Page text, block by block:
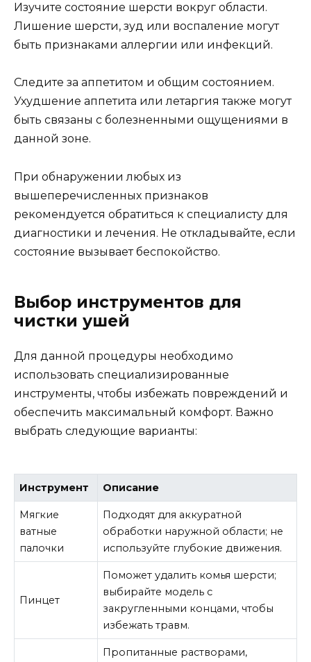
Изучите состояние шерсти вокруг области.
Лишение шерсти, зуд или воспаление могут
быть признаками аллергии или инфекций.
Следите за аппетитом и общим состоянием.
Ухудшение аппетита или летаргия также могут
быть связаны с болезненными ощущениями в
данной зоне.
При обнаружении любых из
вышеперечисленных признаков
рекомендуется обратиться к специалисту для
диагностики и лечения. Не откладывайте, если
состояние вызывает беспокойство.
Выбор инструментов для
чистки ушей
Для данной процедуры необходимо
использовать специализированные
инструменты, чтобы избежать повреждений и
обеспечить максимальный комфорт. Важно
выбрать следующие варианты:
Инструмент Описание
Мягкие
ватные
палочки
Подходят для аккуратной
обработки наружной области; не
используйте глубокие движения.
Пинцет
Поможет удалить комья шерсти;
выбирайте модель с
закругленными концами, чтобы
избежать травм.
Пропитанные растворами,